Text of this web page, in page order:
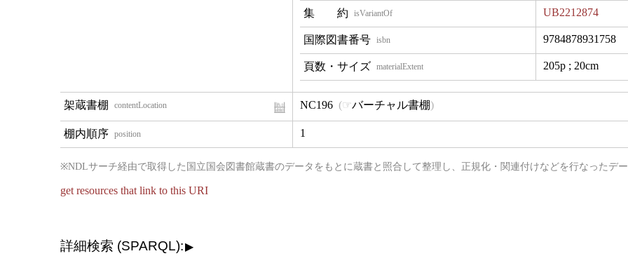
isVariantOf UB2212874
isbn 9784878931758
materialExtent 205p ; 20cm
contentLocation NC196 バーチャル書棚
position 1
※NDLサーチ経由で取得した国立国会図書館蔵書のデータをもとに蔵書と照合して整理し、正規化・関連付けなどを行なったデー
get resources that link to this URI
詳細検索 (SPARQL):▶